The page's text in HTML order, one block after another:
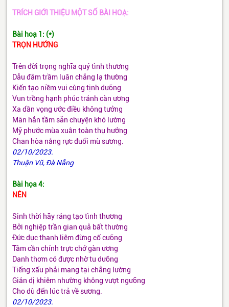
TRÍCH GIỚI THIỆU MỘT SỐ BÀI HOẠ:
Bài hoạ 1: (*)
TRỌN HƯỚNG
Trên đời trọng nghĩa quý tình thương
Dẫu đắm trầm luân chẳng lạ thường
Kiến tạo niềm vui cùng tịnh dưỡng
Vun trồng hạnh phúc tránh càn ương
Xa dần vọng ước điều không tưởng
Mãn hẳn tầm săn chuyện khó lường
Mỹ phước mùa xuân toàn thụ hưởng
Chan hòa nắng rực đuổi mù sương.
02/10/2023.
Thuận Vũ, Đà Nẵng
Bài họa 4:
NÊN
Sinh thời hãy ráng tạo tình thương
Bởi nghiệp trần gian quả bất thường
Đức dục thanh liêm đừng cố cưỡng
Tâm cần chính trực chớ gàn ương
Danh thơm có được nhờ tu dưỡng
Tiếng xấu phải mang tại chẳng lường
Giản dị khiêm nhường không vượt ngưỡng
Cho dù đến lúc trả về sương.
02/10/2023.